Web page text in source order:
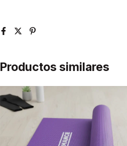
Productos similares